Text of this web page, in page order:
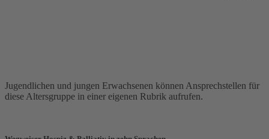
Jugendlichen und jungen Erwachsenen können Ansprechstellen für
diese Altersgruppe in einer eigenen Rubrik aufrufen.